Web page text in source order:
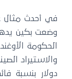
في أحدث مثال
وضعت بكين
الحكومة